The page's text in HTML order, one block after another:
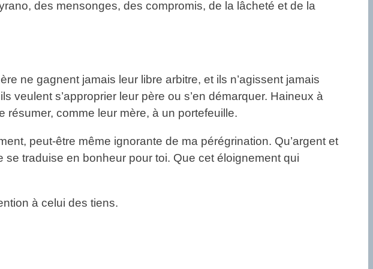
des mensonges, des compromis, de la lâcheté et de la
ne gagnent jamais leur libre arbitre, et ils n’agissent jamais
veulent s’approprier leur père ou s’en démarquer. Haineux à
résumer, comme leur mère, à un portefeuille.
peut-être même ignorante de ma pérégrination. Qu’argent et
traduise en bonheur pour toi. Que cet éloignement qui
à celui des tiens.